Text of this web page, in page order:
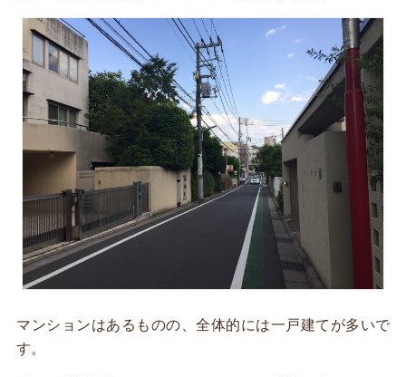
マンションはあるものの、全体的には一戸建てが多いで
す。